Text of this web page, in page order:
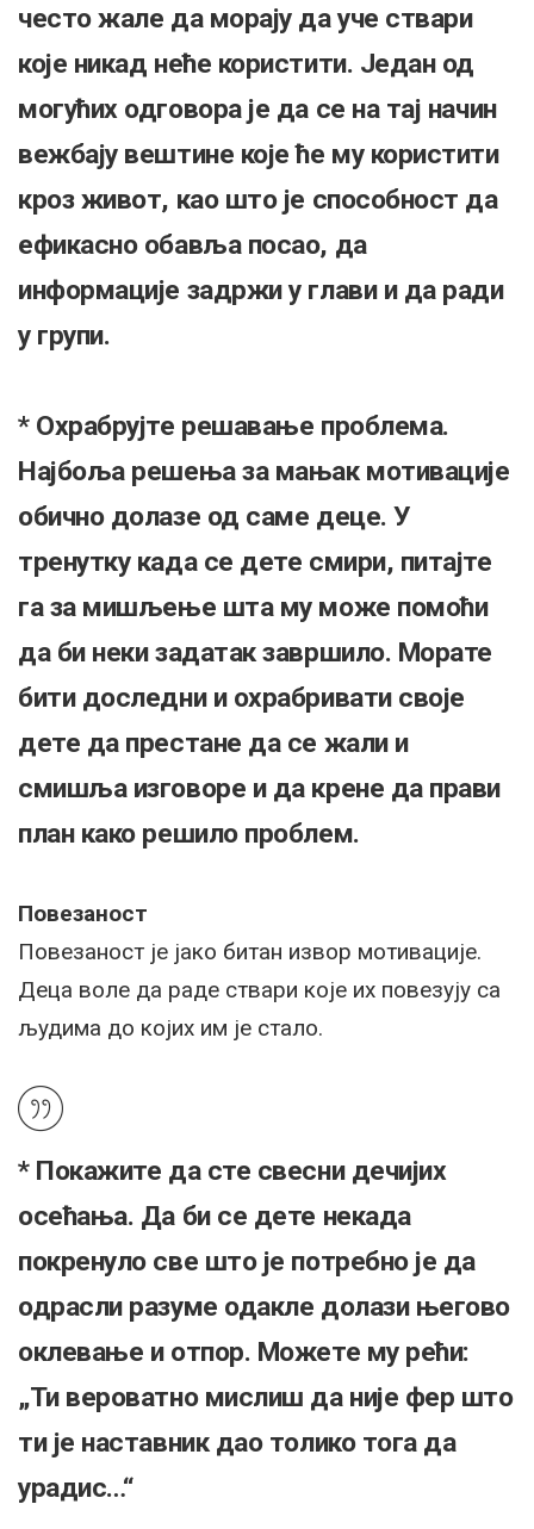
често жале да морају да уче ствари
које никад неће користити. Један од
могућих одговора је да се на тај начин
вежбају вештине које ће му користити
кроз живот, као што је способност да
ефикасно обавља посао, да
информације задржи у глави и да ради
у групи.
* Охрабрујте решавање проблема.
Најбоља решења за мањак мотивације
обично долазе од саме деце. У
тренутку када се дете смири, питајте
га за мишљење шта му може помоћи
да би неки задатак завршило. Морате
бити доследни и охрабривати своје
дете да престане да се жали и
смишља изговоре и да крене да прави
план како решило проблем.
Повезаност
Повезаност је јако битан извор мотивације.
Деца воле да раде ствари које их повезују са
људима до којих им је стало.
* Покажите да сте свесни дечијих
осећања. Да би се дете некада
покренуло све што је потребно је да
одрасли разуме одакле долази његово
оклевање и отпор. Можете му рећи:
„Ти вероватно мислиш да није фер што
ти је наставник дао толико тога да
урадис…“